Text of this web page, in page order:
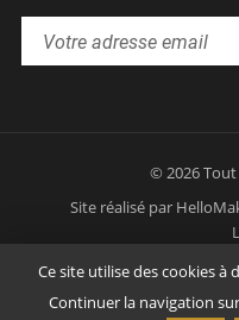
© 2026 Tout
Site réalisé par
Politique de
Ce site utilise des cookies à
Continuer la navigation